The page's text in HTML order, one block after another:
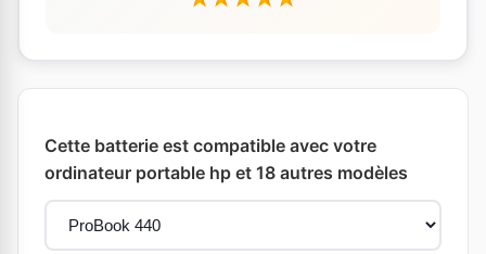
Cette batterie est compatible avec votre
ordinateur portable hp et 18 autres modèles